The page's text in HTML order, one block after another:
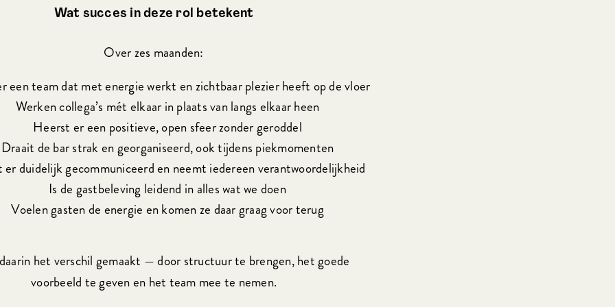
Wat succes in deze rol betekent
Over zes maanden:
een team dat met energie werkt en zichtbaar plezier heeft op de vloer
Werken collega’s mét elkaar in plaats van langs elkaar heen
Heerst er een positieve, open sfeer zonder geroddel
Draait de bar strak en georganiseerd, ook tijdens piekmomenten
er duidelijk gecommuniceerd en neemt iedereen verantwoordelijkheid
Is de gastbeleving leidend in alles wat we doen
Voelen gasten de energie en komen ze daar graag voor terug
het verschil gemaakt — door structuur te brengen, het goede
voorbeeld te geven en het team mee te nemen.